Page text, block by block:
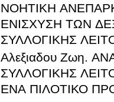
ΝΟΗΤΙΚΗ
ΕΝΙΣΧΥΣΗ ΤΩΝ
ΣΥΛΛΟΓΙΚΗΣ
Αλεξιαδου Ζωη.
ΣΥΛΛΟΓΙΚΗΣ
ΕΝΑ ΠΙΛΟΤΙΚΟ